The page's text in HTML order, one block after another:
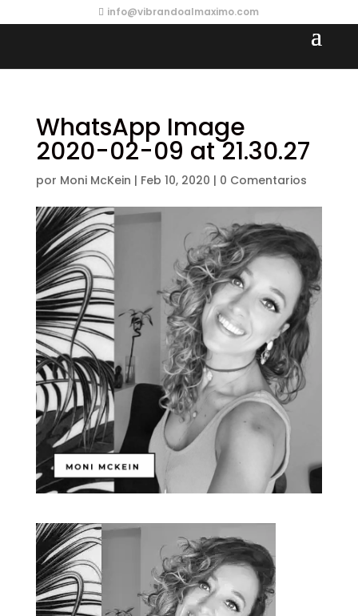
info@vibrandoalmaximo.com
WhatsApp Image
2020-02-09 at 21.30.27
por Moni McKein | Feb 10, 2020 | 0 Comentarios